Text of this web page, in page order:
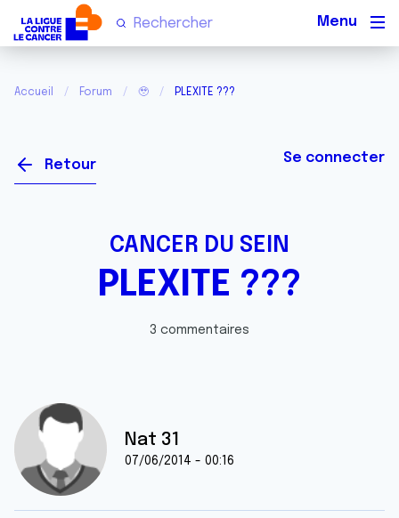
Accueil Forum 🥹 PLEXITE ???
Retour Se connecter
CANCER DU SEIN
PLEXITE ???
3 commentaires
Nat 31
07/06/2014 - 00:16